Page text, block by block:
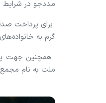
مددجو در شرایط
برای پرداخت
گرم به
ملت به نام مجمع